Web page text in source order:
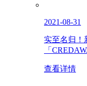
2021-08-31
实至名归！
「
查看详情